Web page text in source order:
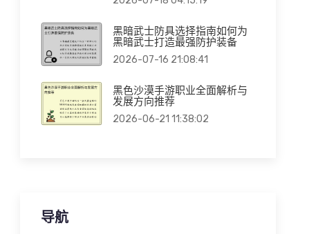
黑暗武士防具选择指南如何为
黑暗武士打造最强防护装备
2026-07-16 21:08:41
黑色沙漠手游职业全面解析与
发展方向推荐
2026-06-21 11:38:02
导航